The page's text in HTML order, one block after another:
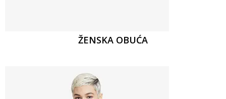
ŽENSKA OBUĆA